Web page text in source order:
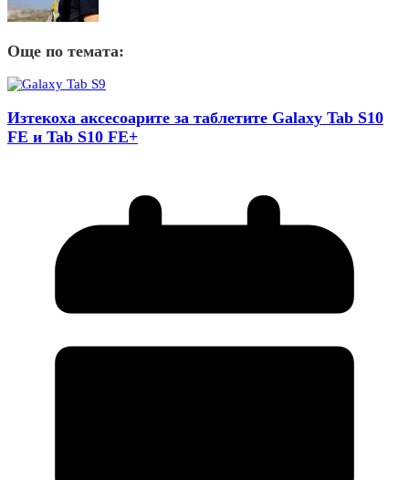
Още по темата:
Изтекоха аксесоарите за таблетите Galaxy Tab S10
FE и Tab S10 FE+